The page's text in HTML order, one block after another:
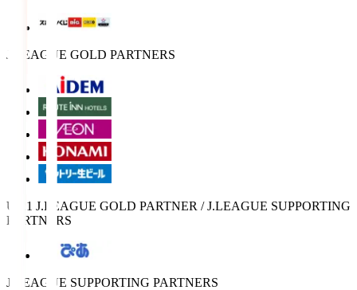
J.LEAGUE GOLD PARTNERS
U-21 J.LEAGUE GOLD PARTNER / J.LEAGUE SUPPORTING
PARTNERS
J.LEAGUE SUPPORTING PARTNERS